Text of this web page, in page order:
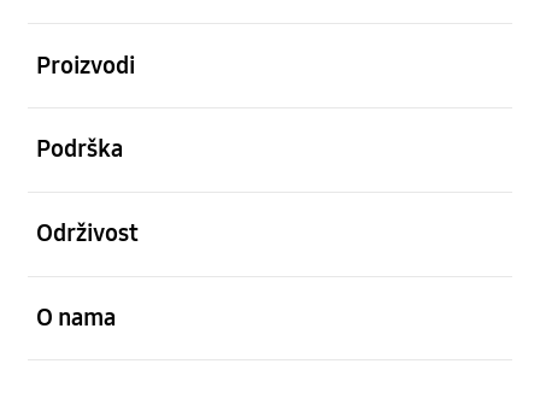
Proizvodi
Podrška
Održivost
O nama